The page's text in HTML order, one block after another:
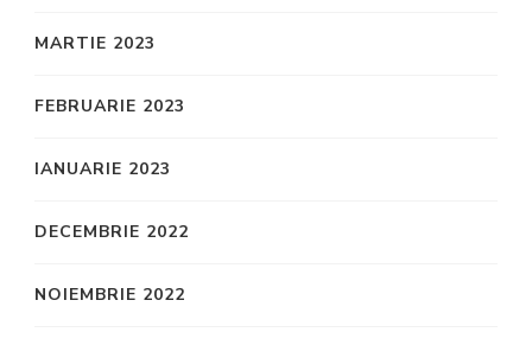
MARTIE 2023
FEBRUARIE 2023
IANUARIE 2023
DECEMBRIE 2022
NOIEMBRIE 2022